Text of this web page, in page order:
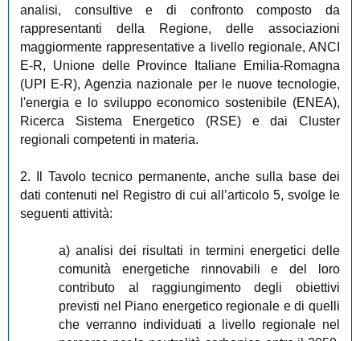
analisi, consultive e di confronto composto da
rappresentanti della Regione, delle associazioni
maggiormente rappresentative a livello regionale, ANCI
E-R, Unione delle Province Italiane Emilia-Romagna
(UPI E-R), Agenzia nazionale per le nuove tecnologie,
l'energia e lo sviluppo economico sostenibile (ENEA),
Ricerca Sistema Energetico (RSE) e dai Cluster
regionali competenti in materia.
2. Il Tavolo tecnico permanente, anche sulla base dei
dati contenuti nel Registro di cui all’articolo 5, svolge le
seguenti attività:
a) analisi dei risultati in termini energetici delle
comunità energetiche rinnovabili e del loro
contributo al raggiungimento degli obiettivi
previsti nel Piano energetico regionale e di quelli
che verranno individuati a livello regionale nel